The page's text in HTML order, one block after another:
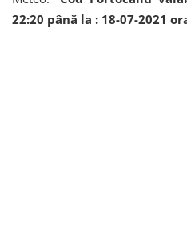
22:20 până la : 18-07-2021